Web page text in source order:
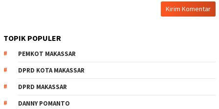
TOPIK POPULER
PEMKOT MAKASSAR
DPRD KOTA MAKASSAR
DPRD MAKASSAR
DANNY POMANTO